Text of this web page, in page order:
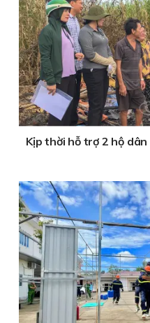
Kịp thời hỗ trợ 2 hộ